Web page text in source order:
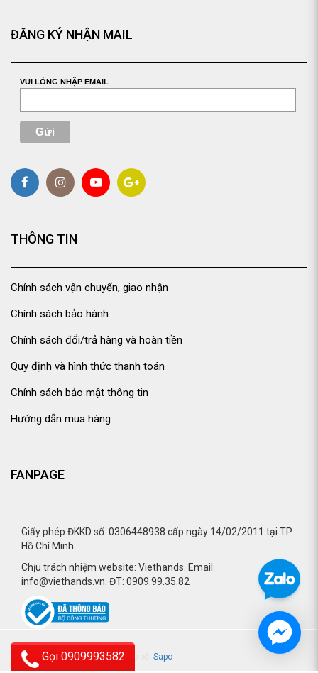
ĐĂNG KÝ NHẬN MAIL
VUI LÒNG NHẬP EMAIL
THÔNG TIN
Chính sách vận chuyển, giao nhận
Chính sách bảo hành
Chính sách đổi/trả hàng và hoàn tiền
Quy định và hình thức thanh toán
Chính sách bảo mật thông tin
Hướng dẫn mua hàng
FANPAGE
Giấy phép ĐKKD số: 0306448938 cấp ngày 14/02/2011 tại TP
Hồ Chí Minh.
Chịu trách nhiệm website: Viethands. Email:
info@viethands.vn. ĐT: 0909.99.35.82
© 2015 - viethands.vn.Cung cấp bởi Sapo
Gọi 0909993582